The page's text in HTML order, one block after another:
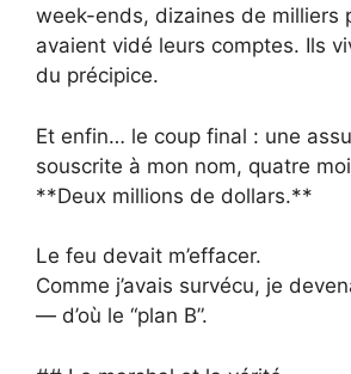
week-ends, dizaines de milliers
avaient vidé leurs comptes. Ils
du précipice.
Et enfin… le coup final : une
souscrite à mon nom, quatre
**Deux millions de dollars.**
Le feu devait m’effacer.
Comme j’avais survécu, je
— d’où le “plan B”.